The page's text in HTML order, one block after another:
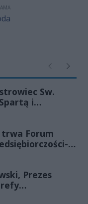
Na scenie
wystąpią
emocji oraz
ostatnich
Poprzednie
Sw.
i
Forum
Prezes